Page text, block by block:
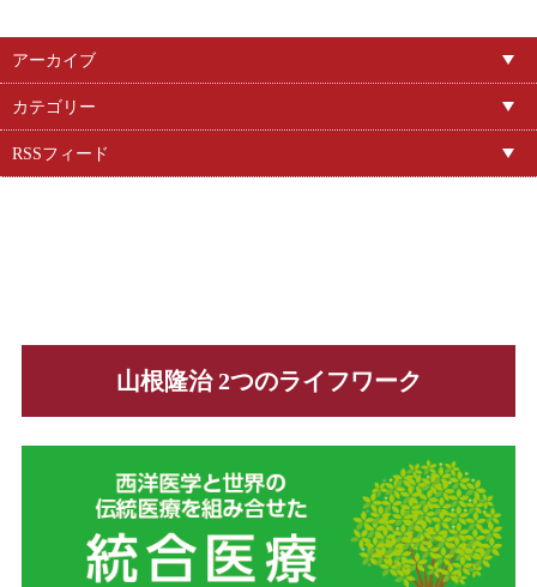
アーカイブ
カテゴリー
RSSフィード
山根隆治 2つのライフワーク